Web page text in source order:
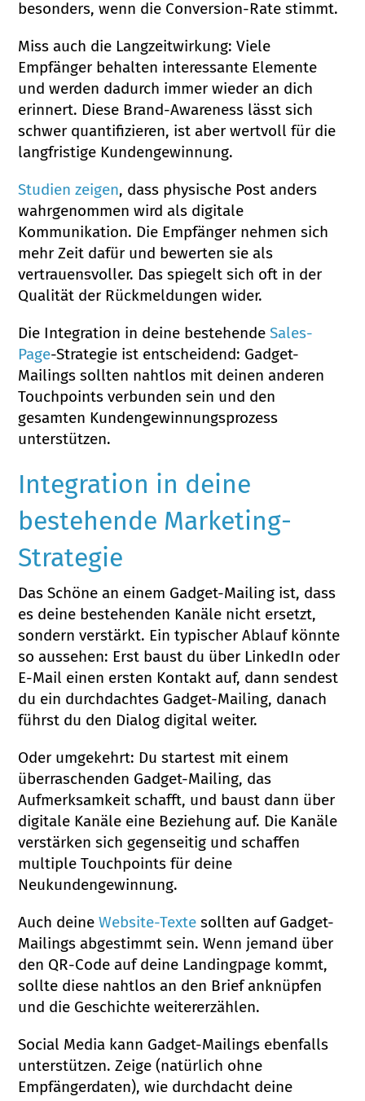
besonders, wenn die Conversion-Rate stimmt.
Miss auch die Langzeitwirkung: Viele
Empfänger behalten interessante Elemente
und werden dadurch immer wieder an dich
erinnert. Diese Brand-Awareness lässt sich
schwer quantifizieren, ist aber wertvoll für die
langfristige Kundengewinnung.
Studien zeigen, dass physische Post anders
wahrgenommen wird als digitale
Kommunikation. Die Empfänger nehmen sich
mehr Zeit dafür und bewerten sie als
vertrauensvoller. Das spiegelt sich oft in der
Qualität der Rückmeldungen wider.
Die Integration in deine bestehendeSales-
Page-Strategie ist entscheidend: Gadget-
Mailings sollten nahtlos mit deinen anderen
Touchpoints verbunden sein und den
gesamten Kundengewinnungsprozess
unterstützen.
Integration in deine
bestehende Marketing-
Strategie
Das Schöne an einem Gadget-Mailing ist, dass
es deine bestehenden Kanäle nicht ersetzt,
sondern verstärkt. Ein typischer Ablauf könnte
so aussehen: Erst baust du über LinkedIn oder
E-Mail einen ersten Kontakt auf, dann sendest
du ein durchdachtes Gadget-Mailing, danach
führst du den Dialog digital weiter.
Oder umgekehrt: Du startest mit einem
überraschenden Gadget-Mailing, das
Aufmerksamkeit schafft, und baust dann über
digitale Kanäle eine Beziehung auf. Die Kanäle
verstärken sich gegenseitig und schaffen
multiple Touchpoints für deine
Neukundengewinnung.
Auch deineWebsite-Texte sollten auf Gadget-
Mailings abgestimmt sein. Wenn jemand über
den QR-Code auf deine Landingpage kommt,
sollte diese nahtlos an den Brief anknüpfen
und die Geschichte weitererzählen.
Social Media kann Gadget-Mailings ebenfalls
unterstützen. Zeige (natürlich ohne
Empfängerdaten), wie durchdacht deine